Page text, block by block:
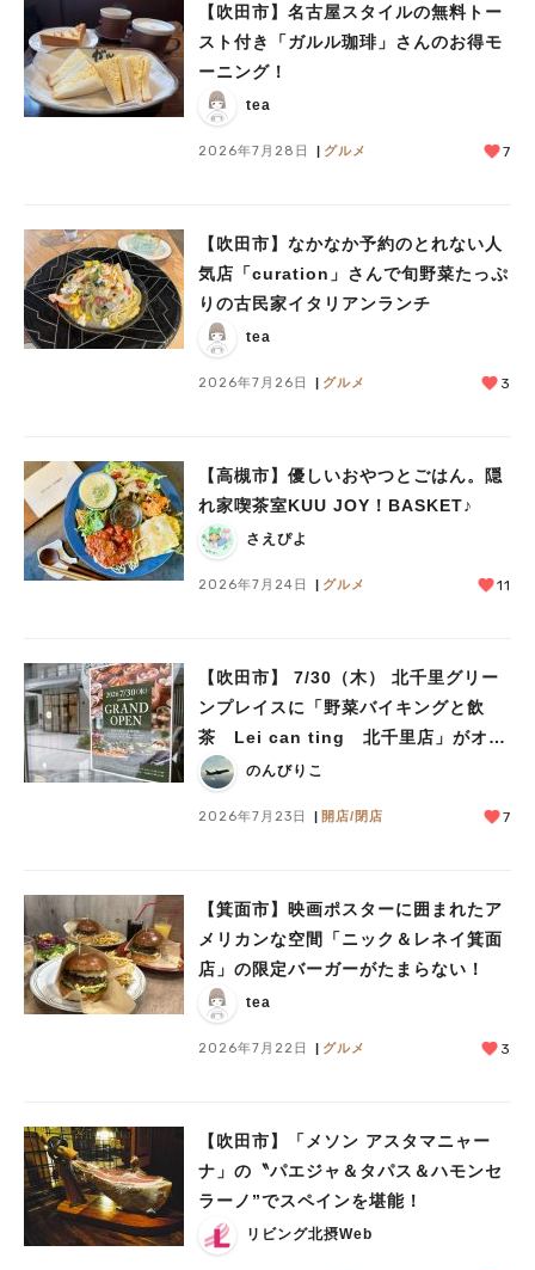
【吹田市】名古屋スタイルの無料トー
スト付き「ガルル珈琲」さんのお得モ
ーニング！
tea
2026年7月28日 グルメ 7
【吹田市】なかなか予約のとれない人
気店「curation」さんで旬野菜たっぷ
りの古民家イタリアンランチ
tea
2026年7月26日 グルメ 3
【高槻市】優しいおやつとごはん。隠
れ家喫茶室KUU JOY！BASKET♪
さえぴよ
2026年7月24日 グルメ 11
【吹田市】 7/30（木） 北千里グリー
ンプレイスに「野菜バイキングと飲
茶 Lei can ting 北千里店」がオー
プン予定！
のんびりこ
2026年7月23日 開店/閉店 7
【箕面市】映画ポスターに囲まれたア
メリカンな空間「ニック＆レネイ箕面
店」の限定バーガーがたまらない！
tea
2026年7月22日 グルメ 3
【吹田市】「メソン アスタマニャー
ナ」の〝パエジャ＆タパス＆ハモンセ
ラーノ”でスペインを堪能！
リビング北摂Web
人気のキーワード
#あなたはどっち？